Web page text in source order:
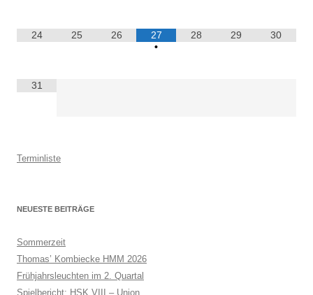
24 25 26
27
•
28 29 30
31
Terminliste
NEUESTE BEITRÄGE
Sommerzeit
Thomas’ Kombiecke HMM 2026
Frühjahrsleuchten im 2. Quartal
Spielbericht: HSK VIII – Union